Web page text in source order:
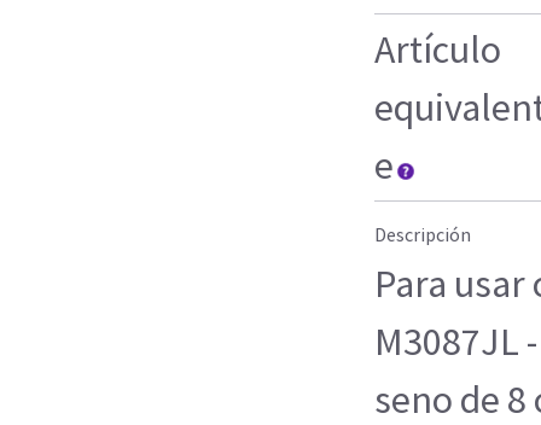
Artículo
e
Descripción
Para usar
M3087JL
seno de 8